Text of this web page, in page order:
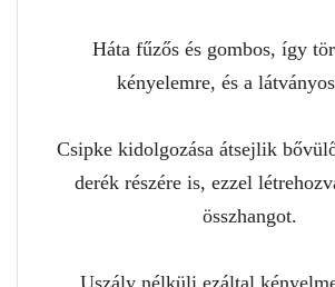
Háta fűzős és gombos, így
kényelemre, és a
Csipke kidolgozása átsejlik
derék részére is, ezzel
összhangot.
Uszály nélküli ezáltal